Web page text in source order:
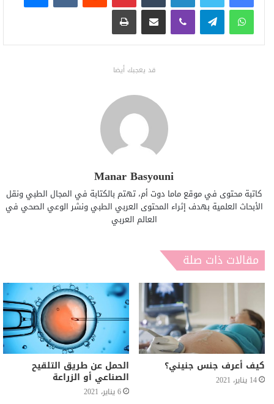
واتساب تيلقرام ڤايبر مشاركة عبر البريد طباعة
قد يعجبك أيضا
Manar Basyouni
كاتبة محتوى في موقع ماما دوت أم، تهتم بالكتابة في المجال الطبي ونقل
الأبحاث العلمية بهدف إثراء المحتوى العربي الطبي ونشر الوعي الصحي في
العالم العربي
مقالات ذات صلة
كيف أعرف جنس جنيني؟
14 يناير، 2021
الحمل عن طريق التلقيح
الصناعي أو الزراعة
6 يناير، 2021